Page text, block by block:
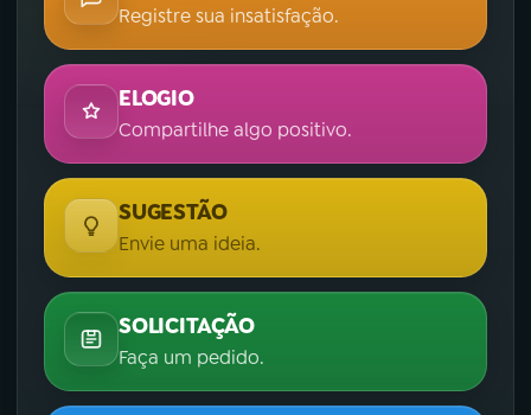
Registre sua insatisfação.
ELOGIO
Compartilhe algo positivo.
SUGESTÃO
Envie uma ideia.
SOLICITAÇÃO
Faça um pedido.